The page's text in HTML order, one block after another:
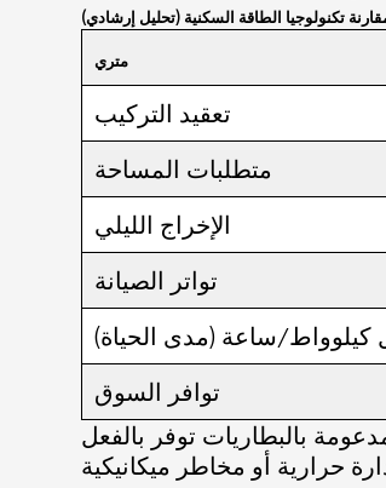
متري
تعقيد التركيب
متطلبات المساحة
الإخراج الليلي
تواتر الصيانة
كيلوواط/ساعة (مدى الحياة)
توافر السوق
بالبطاريات توفر بالفعل